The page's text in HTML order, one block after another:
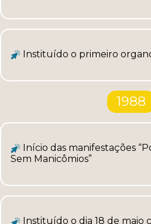
Instituído o primeiro
1988
Início das manifestações
Sem M
Instituído o dia 18 de maio